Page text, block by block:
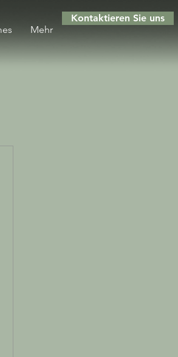
Mehr
Kontaktieren Sie uns